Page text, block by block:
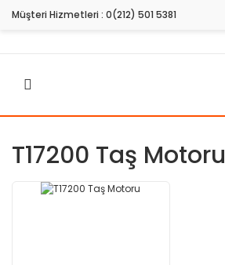
Müşteri Hizmetleri : 0(212) 501 5381
T17200 Taş Motoru